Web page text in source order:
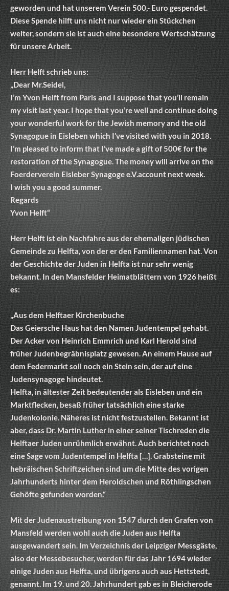
geworden und hat unserem Verein 500,- Euro gespendet.
Diese Spende hilft uns nicht nur wieder ein Stückchen
weiter, sondern sie ist auch eine besondere Wertschätzung
für unsere Arbeit.
Herr Helft schrieb uns:
„Dear Mr.Seidel,
I’m Yvon Helft from Paris and I suppose that you’ll remain
my visit last year. I hope that you’re well and continue doing
your wonderful work for the Jewish memory and the old
Synagogue in Eisleben which I’ve visited with you in 2018.
I’m pleased to inform that I’ve made a gift of 500€ for the
restoration of the Synagogue. The money will arrive on the
Foerderverein Eisleber Synagoge e.V.account next week.
I wish you a good summer.
Regards
Yvon Helft“
Herr Helft ist ein Nachfahre aus der ehemaligen jüdischen
Gemeinde zu Helfta, von der er den Familiennamen hat. Von
der Geschichte der Juden in Helfta ist nur sehr wenig
bekannt. In den Mansfelder Heimatblättern von 1926 heißt
es:
„Aus dem Helftaer Kirchenbuche
Das Geiersche Haus hat den Namen Judentempel gehabt.
Der Acker von Heinrich Emmrich und Karl Herold sind
früher Judenbegräbnisplatz gewesen. An einem Hause auf
dem Federmarkt soll noch ein Stein sein, der auf eine
Judensynagoge hindeutet.
Helfta, in ältester Zeit bedeutender als Eisleben und ein
Marktflecken, besaß früher tatsächlich eine starke
Judenkolonie. Näheres ist nicht festzustellen. Bekannt ist
aber, dass Dr. Martin Luther in einer seiner Tischreden die
Helftaer Juden unrühmlich erwähnt. Auch berichtet noch
eine Sage vom Judentempel in Helfta […]. Grabsteine mit
hebräischen Schriftzeichen sind um die Mitte des vorigen
Jahrhunderts hinter dem Heroldschen und Röthlingschen
Gehöfte gefunden worden.“
Mit der Judenaustreibung von 1547 durch den Grafen von
Mansfeld werden wohl auch die Juden aus Helfta
ausgewandert sein. Im Verzeichnis der Leipziger Messgäste,
also der Messebesucher, werden für das Jahr 1694 wieder
einige Juden aus Helfta, und übrigens auch aus Hettstedt,
genannt. Im 19. und 20. Jahrhundert gab es in Bleicherode